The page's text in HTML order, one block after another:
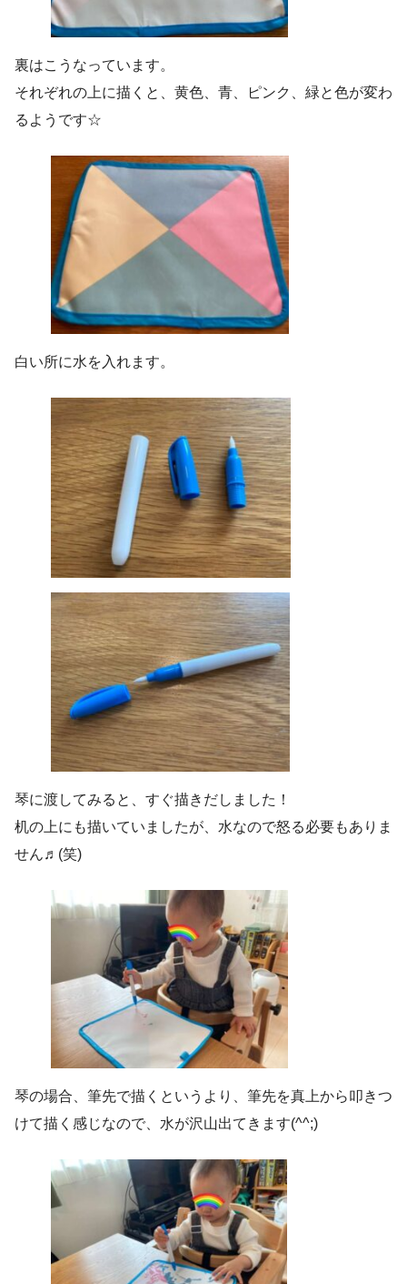
裏はこうなっています。
それぞれの上に描くと、黄色、青、ピンク、緑と色が変わ
るようです☆
白い所に水を入れます。
琴に渡してみると、すぐ描きだしました！
机の上にも描いていましたが、水なので怒る必要もありま
せん♬(笑)
琴の場合、筆先で描くというより、筆先を真上から叩きつ
けて描く感じなので、水が沢山出てきます(^^;)